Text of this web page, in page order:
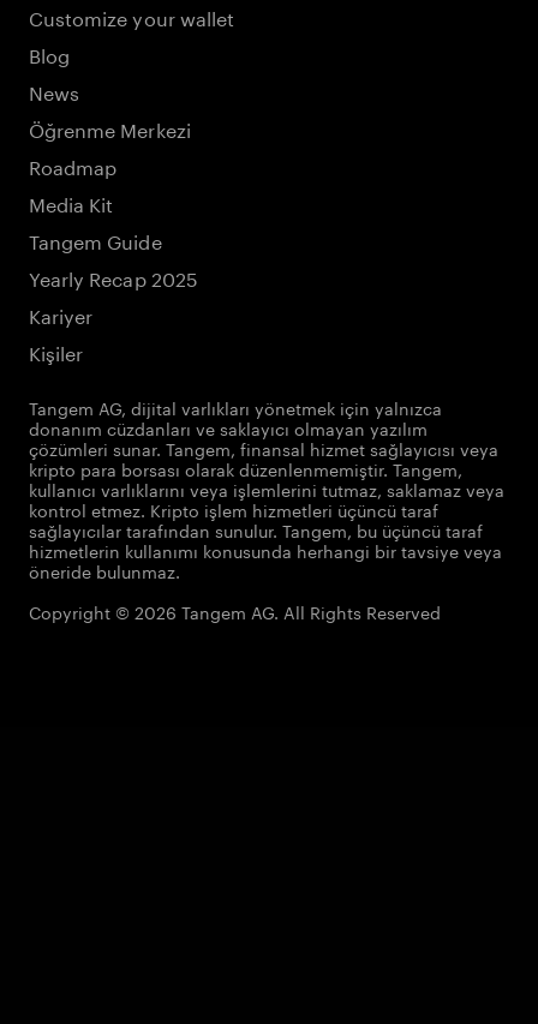
Customize your wallet
Blog
News
Öğrenme Merkezi
Roadmap
Media Kit
Tangem Guide
Yearly Recap 2025
Kariyer
Kişiler
Tangem AG, dijital varlıkları yönetmek için yalnızca
donanım cüzdanları ve saklayıcı olmayan yazılım
çözümleri sunar. Tangem, finansal hizmet sağlayıcısı veya
kripto para borsası olarak düzenlenmemiştir. Tangem,
kullanıcı varlıklarını veya işlemlerini tutmaz, saklamaz veya
kontrol etmez. Kripto işlem hizmetleri üçüncü taraf
sağlayıcılar tarafından sunulur. Tangem, bu üçüncü taraf
hizmetlerin kullanımı konusunda herhangi bir tavsiye veya
öneride bulunmaz.